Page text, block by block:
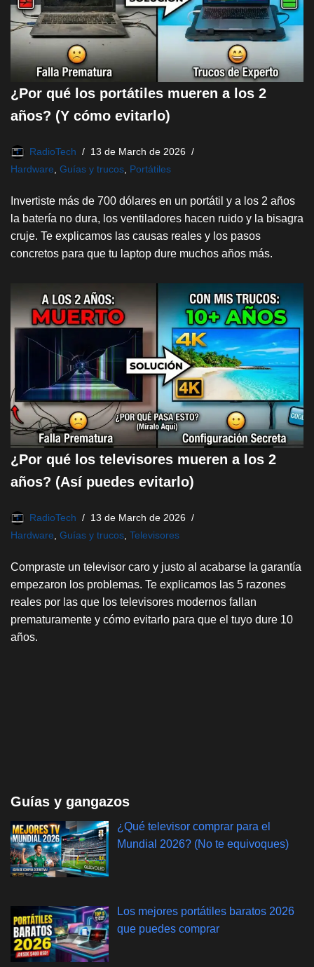
¿Por qué los portátiles mueren a los 2
años? (Y cómo evitarlo)
RadioTech
13 de March de 2026
Hardware Guías y trucos Portátiles
Invertiste más de 700 dólares en un portátil y a los 2 años
la batería no dura, los ventiladores hacen ruido y la bisagra
cruje. Te explicamos las causas reales y los pasos
concretos para que tu laptop dure muchos años más.
¿Por qué los televisores mueren a los 2
años? (Así puedes evitarlo)
RadioTech
13 de March de 2026
Hardware Guías y trucos Televisores
Compraste un televisor caro y justo al acabarse la garantía
empezaron los problemas. Te explicamos las 5 razones
reales por las que los televisores modernos fallan
prematuramente y cómo evitarlo para que el tuyo dure 10
años.
Guías y gangazos
¿Qué televisor comprar para el
Mundial 2026? (No te equivoques)
Los mejores portátiles baratos 2026
que puedes comprar